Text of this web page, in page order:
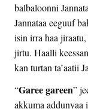
balbaloonni
Jannataa eeguuf
isin irra haa
jirtu. Haalli
kan turtan ta’aatii
“Garee gareen”
akkuma